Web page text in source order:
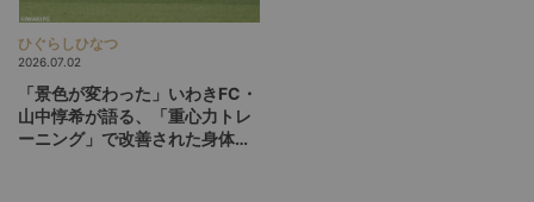
ひぐらしひなつ
2026.07.02
「景色が変わった」いわきFC・
山中惇希が語る、「重心力トレ
ーニング」で改善された身体と